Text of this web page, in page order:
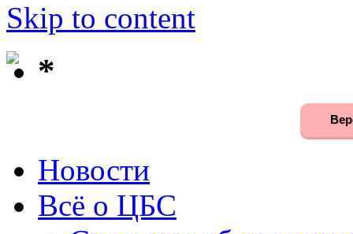
Skip to content
*
Новости
Всё о ЦБС